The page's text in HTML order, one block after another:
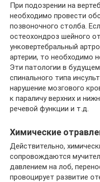
При подозрении на
необходимо провести
позвоночного столба.
остеохондроз шейного
унковертебральный
артерии, то необходимо
Эти патологии в
спинального типа
нарушение мозгового
к параличу верхних и
речевой функции и т.д.
Химические
Действительно,
сопровождаются
давлением на лоб,
провоцирует развитие